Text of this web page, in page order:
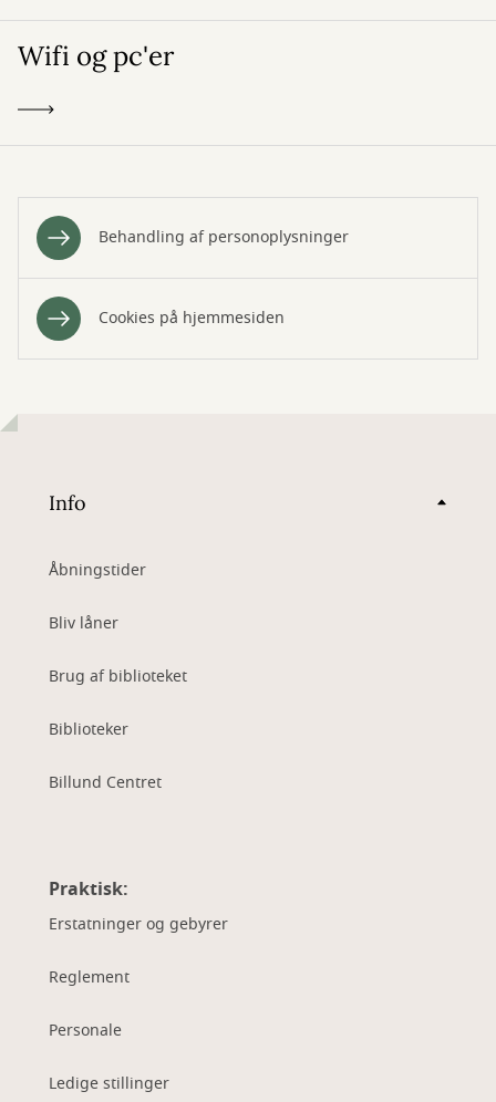
Wifi og pc'er
Behandling af personoplysninger
Cookies på hjemmesiden
Info
Åbningstider
Bliv låner
Brug af biblioteket
Biblioteker
Billund Centret
Praktisk:
Erstatninger og gebyrer
Reglement
Personale
Ledige stillinger